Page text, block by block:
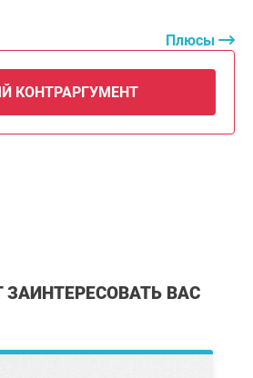
Плюсы
КОНТРАРГУМЕНТ
ЗАИНТЕРЕСОВАТЬ ВАС